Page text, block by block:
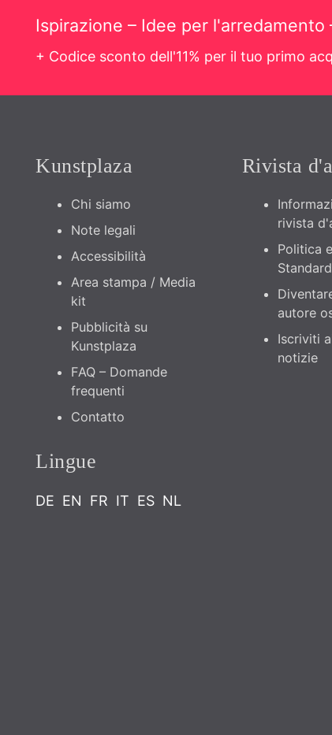
Ispirazione – Idee per
+ Codice sconto dell'11% per il tuo primo
Kunstplaza
Chi siamo
Note legali
Accessibilità
Area stampa / Media
kit
Pubblicità su
Kunstplaza
FAQ – Domande
frequenti
Contatto
Lingue
DE EN FR IT ES NL
Rivista
rivista
Politica
autore
Iscriviti
notizie